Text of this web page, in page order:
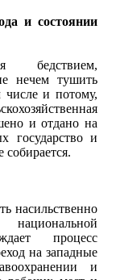
и состоянии
бедствием,
нечем тушить
и потому,
и отдано на
государство и
насильственно
процесс
на западные
и